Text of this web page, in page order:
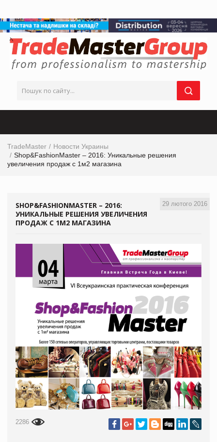
TradeMaster
Новости Украины
Shop&FashionMaster – 2016: Уникальные решения
увеличения продаж с 1м2 магазина
29 лютого 2016
SHOP&FASHIONMASTER – 2016:
УНИКАЛЬНЫЕ РЕШЕНИЯ УВЕЛИЧЕНИЯ
ПРОДАЖ С 1М2 МАГАЗИНА
2286